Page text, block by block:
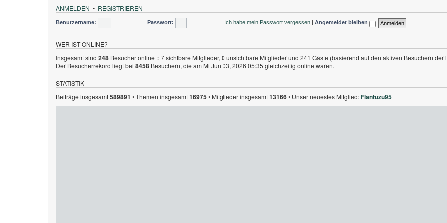
ANMELDEN • REGISTRIEREN
Benutzername: Passwort: Ich habe mein Passwort vergessen Angemeldet bleiben
WER IST ONLINE?
Insgesamt sind 248 Besucher online :: 7 sichtbare Mitglieder, 0 unsichtbare Mitglieder und 241 Gäste (basierend auf den aktiven Besuchern der
Der Besucherrekord liegt bei 8458 Besuchern, die am Mi Jun 03, 2026 05:35 gleichzeitig online waren.
STATISTIK
Beiträge insgesamt589891 • Themen insgesamt16975• Mitglieder insgesamt13166• Unser neuestes Mitglied:Flantuzu95